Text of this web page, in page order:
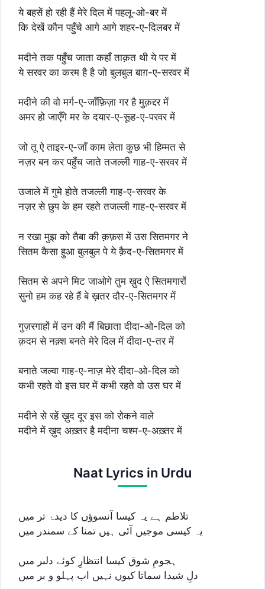
ये बहसें हो रही हैं मेरे दिल में पहलू-ओ-बर में
कि देखें कौन पहुँचे आगे आगे शहर-ए-दिलबर में
मदीने तक पहुँच जाता कहाँ ताक़त थी ये पर में
ये सरवर का करम है है जो बुलबुल बाग़-ए-सरवर में
मदीने की वो मर्ग-ए-जाँफ़िज़ा गर है मुक़द्दर में
अमर हो जाएँगे मर के दयार-ए-रूूह-ए-परवर में
जो तू ऐ ताइर-ए-जाँ काम लेता कुछ भी हिम्मत से
नज़र बन कर पहुँच जाते तजल्ली गाह-ए-सरवर में
उजाले में गुमे होते तजल्ली गाह-ए-सरवर के
नज़र से छुप के हम रहते तजल्ली गाह-ए-सरवर में
न रखा मुझ को तैबा की क़फ़स में उस सितमगर ने
सितम कैसा हुआ बुलबुल पे ये क़ैद-ए-सितमगर में
सितम से अपने मिट जाओगे तुम ख़ुद ऐ सितमगारों
सुनो हम कह रहे हैं बे ख़तर दौर-ए-सितमगर में
गुज़रगाहों में उन की मैं बिछाता दीदा-ओ-दिल को
क़दम से नक़्श बनते मेरे दिल में दीदा-ए-तर में
बनाते जल्वा गाह-ए-नाज़ मेरे दीदा-ओ-दिल को
कभी रहते वो इस घर में कभी रहते वो उस घर में
मदीने से रहें ख़ुद दूर इस को रोकने वाले
मदीने में ख़ुद अख़्तर है मदीना चश्म-ए-अख़्तर में
Naat Lyrics in Urdu
تلاطم ہے یہ کیسا آنسوؤں کا دیدۂ تر میں
یہ کیسی موجیں آئی ہیں تمنا کے سمندر میں
ہجومِ شوق کیسا انتظارِ کوئے دلبر میں
دلِ شیدا سماتا کیوں نہیں اب پہلو و بر میں